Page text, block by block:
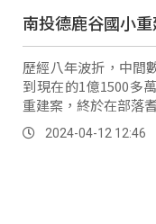
南投德鹿谷國小
歷經八年波折，中間
到現在的1億1500多
重建案，終於在部落
2024-04-12 12:46